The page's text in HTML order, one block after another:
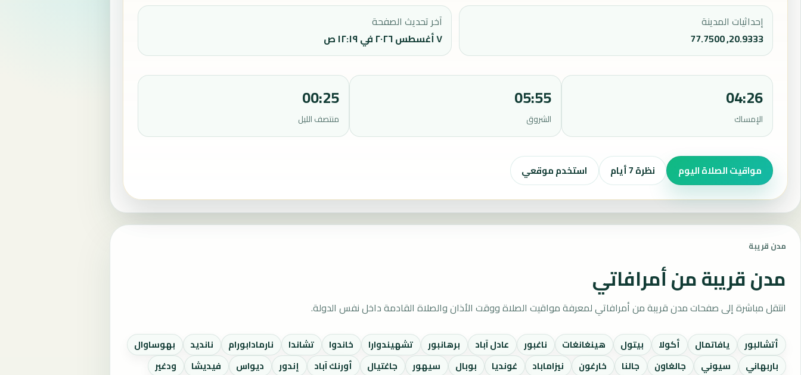
إحداثيات المدينة
20.9333, 77.7500
آخر تحديث الصفحة
٧ أغسطس ٢٠٢٦ في ١٢:١٩ ص
04:26
الإمساك
05:55
الشروق
00:25
منتصف الليل
مواقيت الصلاة اليوم نظرة 7 أيام استخدم موقعي
مدن قريبة
مدن قريبة من أمرافاتي
انتقل مباشرة إلى صفحات مدن قريبة من أمرافاتي لمعرفة مواقيت الصلاة ووقت الأذان والصلاة القادمة داخل نفس الدولة.
أتشالبور يافاتمال أكولا بيتول هينغانغات ناغبور عادل آباد برهانبور تشهيندوارا خاندوا تشاندا نارمادابورام نانديد
بهوساوال
باربهاني
سيوني جالغاون جالنا خارغون نيزاماباد غونديا بوبال سيهور جاغتيال أورنك آباد إندور ديواس فيديشا
ودغير